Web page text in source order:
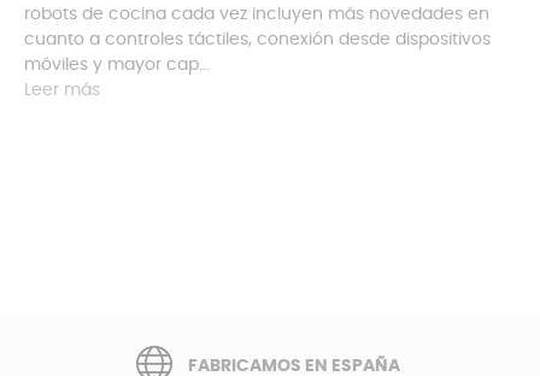
robots de cocina cada vez incluyen más novedades en
cuanto a controles táctiles, conexión desde dispositivos
móviles y mayor cap...
Leer más
FABRICAMOS EN ESPAÑA